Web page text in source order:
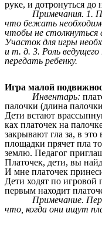
руке, и дотронуться до
Примечания. 1.
что бежать
чтобы не столкнуться
Участок для игры
и т. д. 3. Роль
передать ребенку.
Игра малой
Инвентарь:
палочки (длина
Дети встают
ках платочек на
закрывают гла за, в это
площадки прячет пла
землю. Педагог
Платочек, дети, вы
И мне платочек
Дети ходят по игровой
первым находит
Примечание.
что, когда они ищут